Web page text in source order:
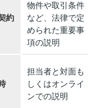
約
物件や取引条件
など、法律で定
められた重要事
項の説明
担当者と対面も
しくはオンライ
ンでの説明